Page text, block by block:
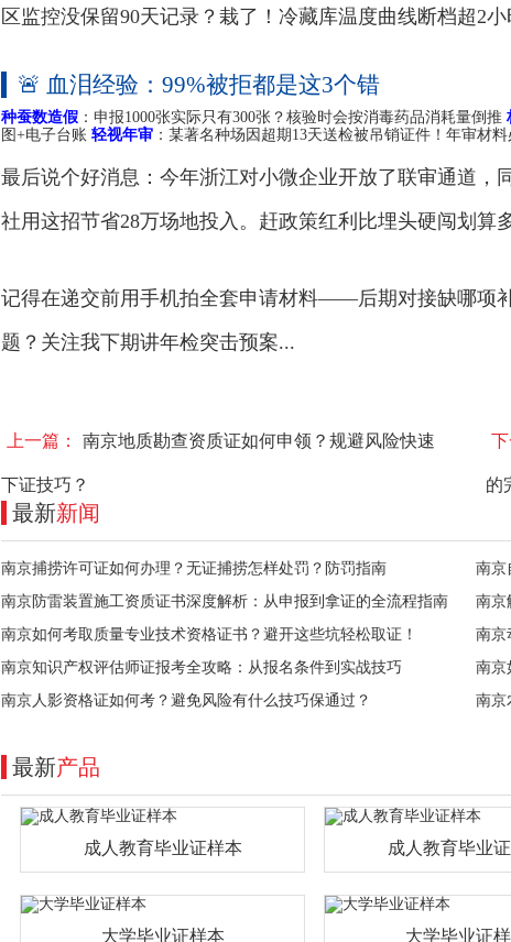
区监控没保留90天记录？栽了！冷藏库温度曲线断档超2小
🚨 血泪经验：99%被拒都是这3个错
种蚕数造假 ：申报1000张实际只有300张？核验时会按消毒药品消耗量倒推
图+电子台账 轻视年审 ：某著名种场因超期13天送检被吊销证件！年审材
最后说个好消息：今年浙江对小微企业开放了联审通道，
社用这招节省28万场地投入。赶政策红利比埋头硬闯划算
记得在递交前用手机拍全套申请材料——后期对接缺哪项
题？关注我下期讲年检突击预案...
上一篇： 南京地质勘查资质证如何申领？规避风险快速
下证技巧？
下
的
最新新闻
南京捕捞许可证如何办理？无证捕捞怎样处罚？防罚指南
南京
南京防雷装置施工资质证书深度解析：从申报到拿证的全流程指南
南京
南京如何考取质量专业技术资格证书？避开这些坑轻松取证！
南京
南京知识产权评估师证报考全攻略：从报名条件到实战技巧
南京
南京人影资格证如何考？避免风险有什么技巧保通过？
南京
最新产品
成人教育毕业证样本 成人教育毕业
大学毕业证样本 大学毕业证